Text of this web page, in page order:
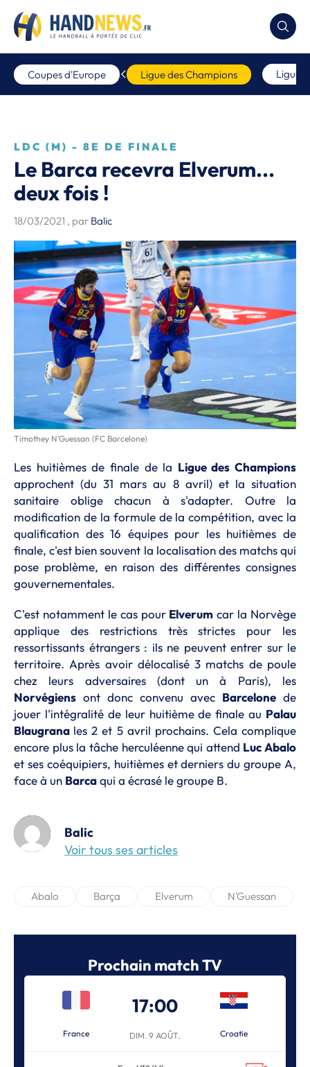
Coupes d'Europe Ligue des Champions Ligue
LDC (M) - 8E DE FINALE
Le Barca recevra Elverum...
deux fois !
18/03/2021 , par Balic
Timothey N’Guessan (FC Barcelone)
Les huitièmes de finale de la Ligue des Champions
approchent (du 31 mars au 8 avril) et la situation
sanitaire oblige chacun à s'adapter. Outre la
modification de la formule de la compétition, avec la
qualification des 16 équipes pour les huitièmes de
finale, c'est bien souvent la localisation des matchs qui
pose problème, en raison des différentes consignes
gouvernementales.
C'est notamment le cas pour Elverum car la Norvège
applique des restrictions très strictes pour les
ressortissants étrangers : ils ne peuvent entrer sur le
territoire. Après avoir délocalisé 3 matchs de poule
chez leurs adversaires (dont un à Paris), les
Norvégiens ont donc convenu avec Barcelone de
jouer l'intégralité de leur huitième de finale au Palau
Blaugrana les 2 et 5 avril prochains. Cela complique
encore plus la tâche herculéenne qui attend Luc Abalo
et ses coéquipiers, huitièmes et derniers du groupe A,
face à un Barcaqui a écrasé le groupe B.
Balic
Voir tous ses articles
Abalo Barça Elverum N'Guessan
Prochain match TV
France
17:00
DIM. 9 AOÛT. Croatie